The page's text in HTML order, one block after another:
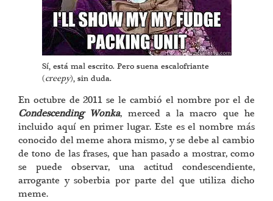
Sí, está mal escrito. Pero suena escalofriante
(creepy), sin duda.
En octubre de 2011 se le cambió el nombre por el de
Condescending Wonka, merced a la macro que he
incluido aquí en primer lugar. Este es el nombre más
conocido del meme ahora mismo, y se debe al cambio
de tono de las frases, que han pasado a mostrar, como
se puede observar, una actitud condescendiente,
arrogante y soberbia por parte del que utiliza dicho
meme.